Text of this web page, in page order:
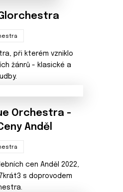
při kterém vzniklo
žánrů - klasické a
Orchestra -
Anděl
cen Anděl 2022,
s doprovodem